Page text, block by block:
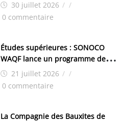
industrielle de FANDJE (PAZIF)
30 juillet 2026 / /
0 commentaire
Études supérieures : SONOCO
WAQF lance un programme de
bourses pour la Malaisie
21 juillet 2026 / /
0 commentaire
La Compagnie des Bauxites de